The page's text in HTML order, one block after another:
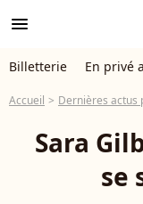
menu
Billetterie En privé
Accueil Dernières actus
Sara
se